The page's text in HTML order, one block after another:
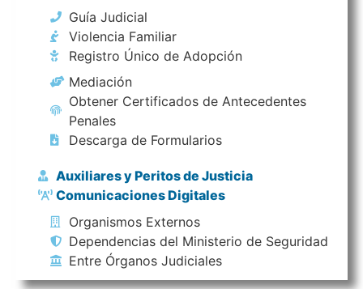
Guía Judicial
Violencia Familiar
Registro Único de Adopción
Mediación
Obtener Certificados de Antecedentes
Penales
Descarga de Formularios
Auxiliares y Peritos de Justicia
Comunicaciones Digitales
Organismos Externos
Dependencias del Ministerio de Seguridad
Entre Órganos Judiciales